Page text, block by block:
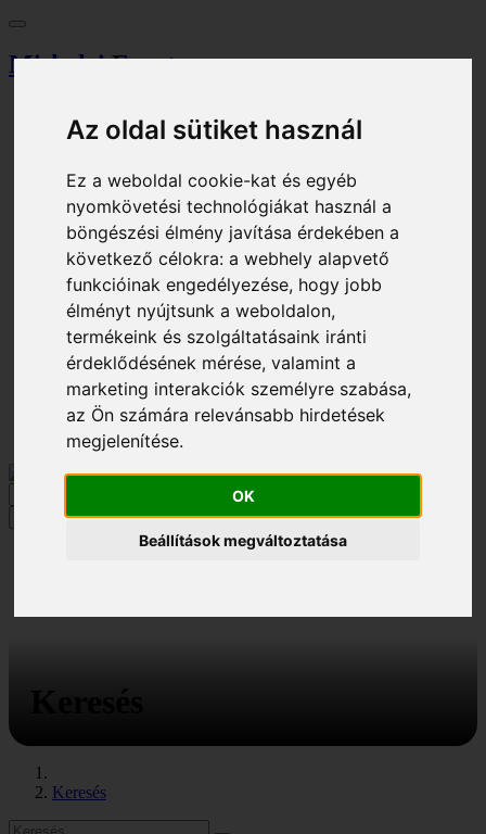
Az oldal sütiket használ
Ez a weboldal cookie-kat és egyéb
nyomkövetési technológiákat használ a
böngészési élmény javítása érdekében a
következő célokra:a webhely alapvető
funkcióinak engedélyezése, hogy jobb
élményt nyújtsunk a weboldalon,
termékeink és szolgáltatásaink iránti
érdeklődésének mérése, valamint a
marketing interakciók személyre szabása,
az Ön számára relevánsabb hirdetések
megjelenítése.
OK
Beállítások megváltoztatása
Miskolci Egyetem
Keresés
Eseménynaptár
Jegyiroda
Parkolási engedély
Eljárási díj
Kosár
Bejelentkezés
Regisztráció
HU - Magyar
EN - English
Bejelentkezés
Kosár
Keresés